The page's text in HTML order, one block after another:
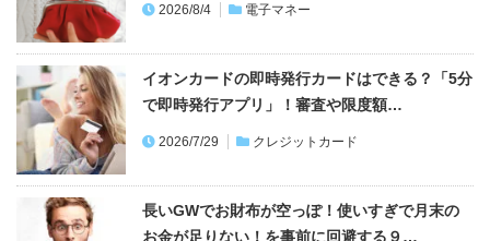
2026/8/4 電子マネー
イオンカードの即時発行カードはできる？「5分
で即時発行アプリ」！審査や限度額…
2026/7/29 クレジットカード
長いGWでお財布が空っぽ！使いすぎで月末の
お金が足りない！を事前に回避する９…